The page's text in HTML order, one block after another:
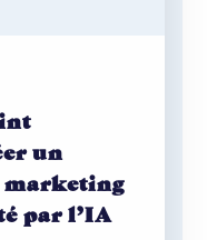
un
marketing
par l’IA